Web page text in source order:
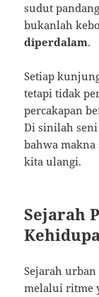
sudut
bukanlah
diperdalam.
Setiap
tetapi tidak
percakapan
Di sinilah
bahwa
kita ulangi.
Sejarah
Sejarah
melalui ritme